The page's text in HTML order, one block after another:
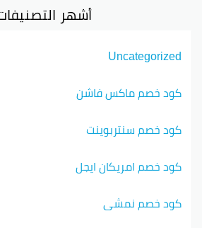
أشهر
Uncategorized
كود خصم ماكس فاشن
كود خصم سنتربوينت
كود خصم امريكان ايجل
كود خصم نمشي